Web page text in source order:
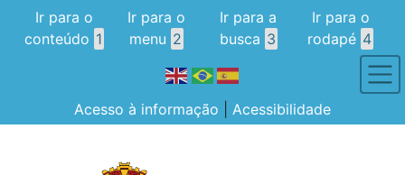
Ir para o
conteúdo 1
Ir para o
menu 2
Ir para a
busca 3
Ir para o
rodapé 4
Acesso à informação Acessibilidade